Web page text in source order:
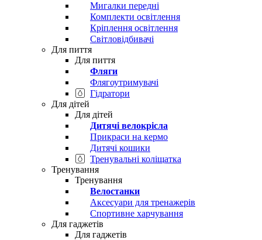
Мигалки передні
Комплекти освітлення
Кріплення освітлення
Світловідбивачі
Для пиття
Для пиття
Фляги
Флягоутримувачі
Гідратори
Для дітей
Для дітей
Дитячі велокрісла
Прикраси на кермо
Дитячі кошики
Тренувальні коліщатка
Тренування
Тренування
Велостанки
Аксесуари для тренажерів
Спортивне харчування
Для гаджетів
Для гаджетів